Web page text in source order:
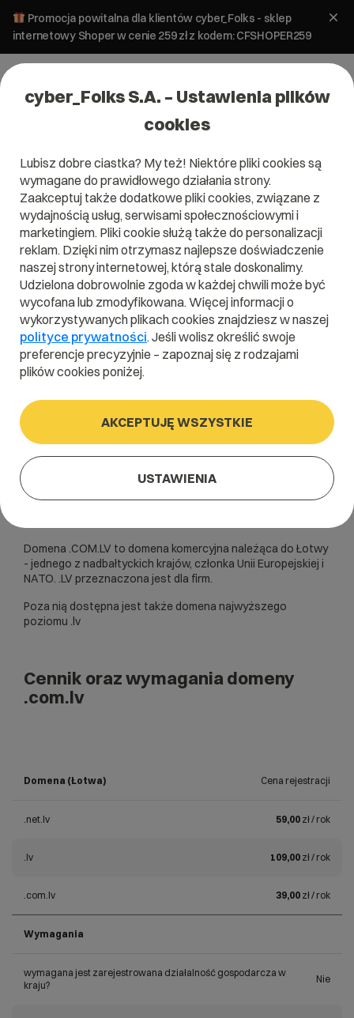
Promocja powitalna dla klientów cyber_Folks - sklep
internetowy Shoper w cenie 259 zł z kodem: CFSHOPER259
Domena .com.lv
Zarejestruj adres www z domeną łotewską
.com.lv
Szukaj
Domena .COM.LV to domena komercyjna należąca do Łotwy
- jednego z nadbałtyckich krajów, członka Unii Europejskiej i
NATO. .LV przeznaczona jest dla firm.
Poza nią dostępna jest także domena najwyższego
poziomu .lv
Cennik oraz wymagania domeny
.com.lv
Domena (Łotwa) Cena rejestracji
.net.lv 59,00 zł / rok
.lv 109,00 zł / rok
.com.lv 39,00 zł / rok
Wymagania
wymagana jest zarejestrowana działalność gospodarcza w
kraju?
Nie
cyber_Folks S.A. – Ustawienia plików
cookies
Lubisz dobre ciastka? My też! Niektóre pliki cookies są
wymagane do prawidłowego działania strony.
Zaakceptuj także dodatkowe pliki cookies, związane z
wydajnością usług, serwisami społecznościowymi i
marketingiem. Pliki cookie służą także do personalizacji
reklam. Dzięki nim otrzymasz najlepsze doświadczenie
naszej strony internetowej, którą stale doskonalimy.
Udzielona dobrowolnie zgoda w każdej chwili może być
wycofana lub zmodyfikowana. Więcej informacji o
wykorzystywanych plikach cookies znajdziesz w naszej
polityce prywatności. Jeśli wolisz określić swoje
preferencje precyzyjnie – zapoznaj się z rodzajami
plików cookies poniżej.
AKCEPTUJĘ WSZYSTKIE
USTAWIENIA